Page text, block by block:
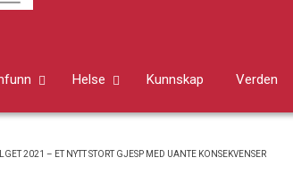
Helse Kunnskap Verden
2021 – ET NYTT STORT GJESP MED UANTE KONSEKVENSER